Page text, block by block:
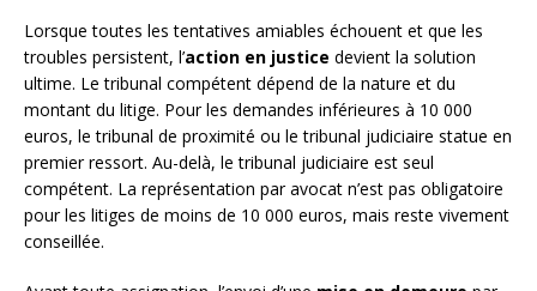
Lorsque toutes les tentatives amiables échouent et que les
troubles persistent, l’action en justice devient la solution
ultime. Le tribunal compétent dépend de la nature et du
montant du litige. Pour les demandes inférieures à 10 000
euros, le tribunal de proximité ou le tribunal judiciaire statue en
premier ressort. Au-delà, le tribunal judiciaire est seul
compétent. La représentation par avocat n’est pas obligatoire
pour les litiges de moins de 10 000 euros, mais reste vivement
conseillée.